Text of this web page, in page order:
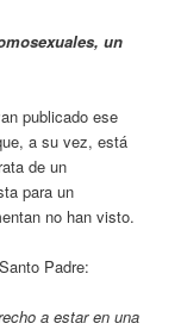
un
publicado ese
a su vez, está
de un
para un
no han visto.
Padre:
a estar en una